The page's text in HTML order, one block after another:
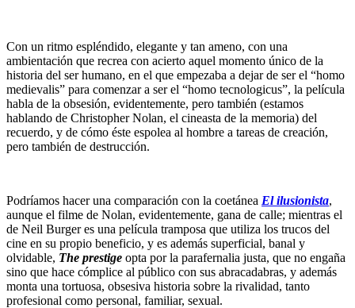
Con un ritmo espléndido, elegante y tan ameno, con una
ambientación que recrea con acierto aquel momento único de la
historia del ser humano, en el que empezaba a dejar de ser el “homo
medievalis” para comenzar a ser el “homo tecnologicus”, la película
habla de la obsesión, evidentemente, pero también (estamos
hablando de Christopher Nolan, el cineasta de la memoria) del
recuerdo, y de cómo éste espolea al hombre a tareas de creación,
pero también de destrucción.
Podríamos hacer una comparación con la coetánea El ilusionista,
aunque el filme de Nolan, evidentemente, gana de calle; mientras el
de Neil Burger es una película tramposa que utiliza los trucos del
cine en su propio beneficio, y es además superficial, banal y
olvidable, The prestige opta por la parafernalia justa, que no engaña
sino que hace cómplice al público con sus abracadabras, y además
monta una tortuosa, obsesiva historia sobre la rivalidad, tanto
profesional como personal, familiar, sexual.